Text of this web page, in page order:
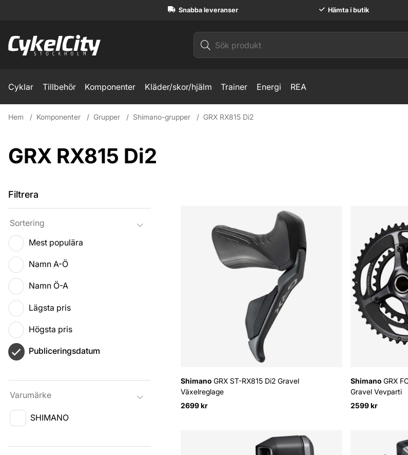
Snabba leveranser Hämta i butik
Cyklar Tillbehör Komponenter Kläder/skor/hjälm Trainer Energi REA
Hem Komponenter Grupper Shimano-grupper GRX RX815 Di2
GRX RX815 Di2
Filtrera
Sortering
Mest populära
Namn A-Ö
Namn Ö-A
Lägsta pris
Högsta pris
Publiceringsdatum
Varumärke
SHIMANO
Shimano GRX ST-RX815 Di2 Gravel
Växelreglage
2699 kr
ShimanoGRX
Gravel Vevparti
2599 kr